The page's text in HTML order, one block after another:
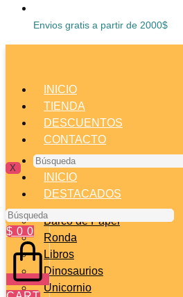
Envios gratis a partir de 2000$
INICIO
TIENDA
DESCUENTOS
CONTACTO
X
Búsqueda
INICIO
DESTACADOS
Barco de Papel
Ronda
Libros
Dinosaurios
Unicornio
Búsqueda
$ 0 0